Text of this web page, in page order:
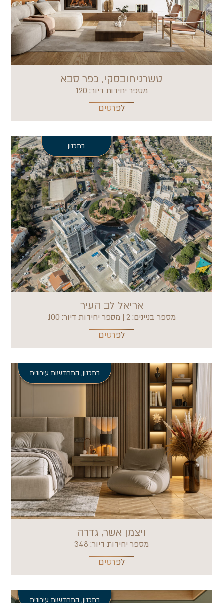
טשרניחובסקי, כפר סבא
מספר יחידות דיור: 120
לפרטים
בתכנון
אריאל לב העיר
מספר בניינים: 2 | מספר יחידות דיור: 100
לפרטים
בתכנון, התחדשות עירונית
ויצמן אשר, גדרה
מספר יחידות דיור: 348
לפרטים
בתכנון, התחדשות עירונית